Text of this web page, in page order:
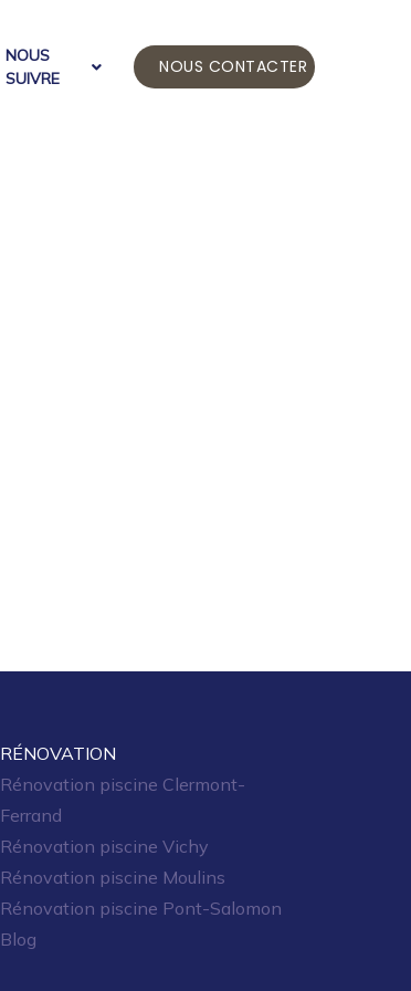
NOUS
SUIVRE
NOUS CONTACTER
RÉNOVATION
Rénovation piscine Clermont-
Ferrand
Rénovation piscine Vichy
Rénovation piscine Moulins
Rénovation piscine Pont-Salomon
Blog